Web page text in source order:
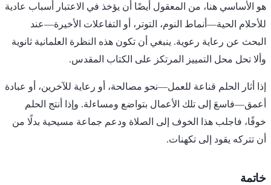
هو الأساسي هنا، من المعقول أيضًا أن يؤخذ في الاعتبار أسباب عادية
للأحلام الحية—أنماط النوم، التوتر، أو التفاعلات الأخيرة—عند
البحث عن رعاية رعوية. ينبغي أن تكون هذه النظرة العلمانية ثانوية
وألا تحل محل التمييز المرتكز على الكتاب المقدس.
إذا أثار الحلم قناعة للعمل—نحو مصالحة، أو رعاية للآخرين، أو عبادة
أعمق—فاسعَ إلى تلك الأعمال بتواضع ومساءلة. وإذا أنتج الحلم
خوفًا، فاجلب هذا الخوف إلى الصلاة ودعم جماعة مسيحية بدلًا من
أن تتركه يقود إلى تكهنات.
خاتمة